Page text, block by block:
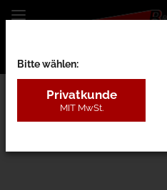
27BF - nur Rahmen o. Pfosten
Bitte wählen:
Privatkunde
MIT MwSt.